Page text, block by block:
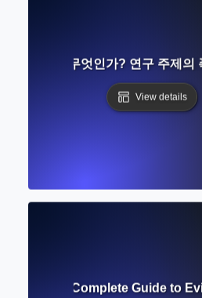
핑 리뷰란 무엇인가? 연구 주제의
View details
Review? Complete Guide to